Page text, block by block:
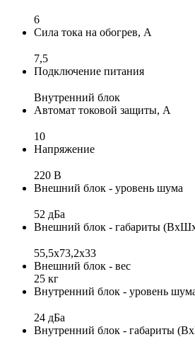
6
Сила тока на обогрев, А
7,5
Подключение питания
Внутренний блок
Автомат токовой защиты, А
10
Напряжение
220 В
Внешний блок - уровень шума
52 дБа
Внешний блок - габариты
55,5x73,2x33
Внешний блок - вес
25 кг
Внутренний блок - уровень
24 дБа
Внутренний блок - габариты